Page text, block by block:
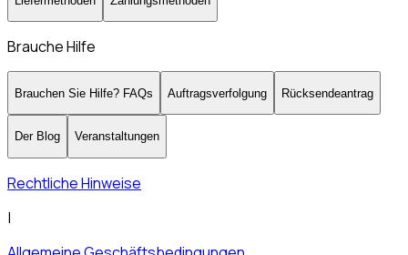
Brauche Hilfe
Brauchen Sie Hilfe? FAQs Auftragsverfolgung Rücksendeantrag
Der Blog Veranstaltungen
Rechtliche Hinweise
|